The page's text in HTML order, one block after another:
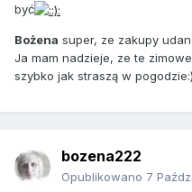
być
Bożena super, ze zakupy
Ja mam nadzieje, ze te
szybko jak straszą w pogodzie:)
bozena222
Opublikowano 7